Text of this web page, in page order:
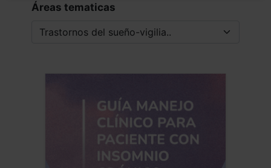
Áreas tematicas